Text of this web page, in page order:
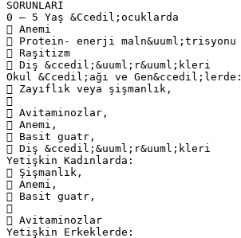
SORUNLARI
0 – 5 Yaş &Ccedil;ocuklarda
 Anemi
 Protein- enerji maln&uuml;trisyonu
 Raşitizm
 Diş &ccedil;&uuml;r&uuml;kleri
Okul &Ccedil;ağı ve Gen&ccedil;lerde:
 Zayıflık veya şişmanlık,

 Avitaminozlar,
 Anemi,
 Basit guatr,
 Diş &ccedil;&uuml;r&uuml;kleri
Yetişkin Kadınlarda:
 Şişmanlık,
 Anemi,
 Basit guatr,

 Avitaminozlar
Yetişkin Erkeklerde: